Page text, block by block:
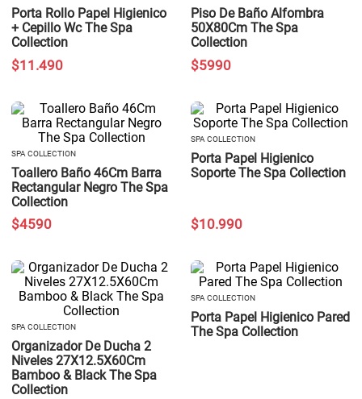
Porta Rollo Papel Higienico
+ Cepillo Wc The Spa
Collection
$11 .490
Piso De Baño Alfombra
50X80Cm The Spa
Collection
$5990
SPA COLLECTION
Toallero Baño 46Cm Barra
Rectangular Negro The Spa
Collection
$4590
SPA COLLECTION
Porta Papel Higienico
Soporte The Spa Collection
$10.990
SPA COLLECTION
Organizador De Ducha 2
Niveles 27X12.5X60Cm
Bamboo & Black The Spa
Collection
SPA COLLECTION
Porta Papel Higienico Pared
The Spa Collection